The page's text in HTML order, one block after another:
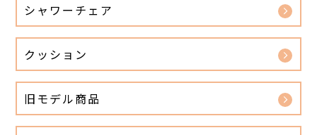
シャワーチェア
クッション
旧モデル商品